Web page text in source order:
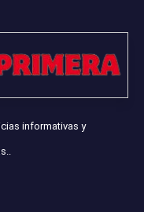
informativas y